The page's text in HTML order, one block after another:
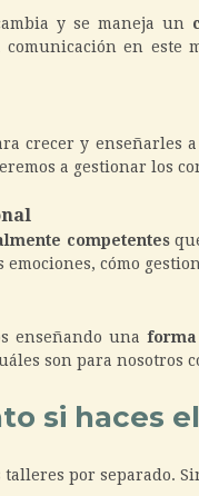
y se maneja un
en este
crecer y enseñarles
a gestionar los
competentes
cómo
enseñando una
son para nosotros
si haces
por separado.